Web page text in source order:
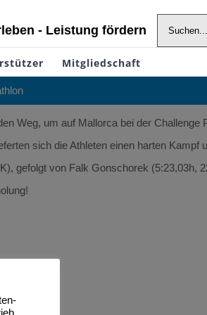
- Leistung fördern
Suche
nach:
Mitgliedschaft
Weg, um auf Mallorca bei der Challenge
sich die Athleten einen harten Kampf
gefolgt von Falk Gonschorek (5:23,03h,